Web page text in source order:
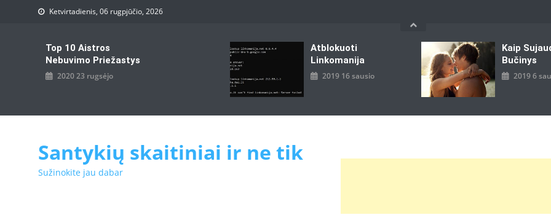
Ketvirtadienis, 06 rugpjūčio, 2026
Top 10 Aistros
Nebuvimo Priežastys
2020 23 rugsėjo
Atblokuoti
Linkomanija
2019 16 sausio
Kaip
Bučinys
2019 6
Santykių skaitiniai ir ne tik
Sužinokite jau dabar